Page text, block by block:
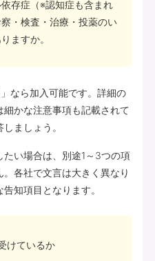
存症（※認知症も含まれ
・検査・治療・投薬のい
ますか。
なら加入可能です。詳細の
かな注意事項も記載されて
ましょう。
い場合は、別途1～3つの項
各社で文言は大きく異なり
知項目となります。
けているか